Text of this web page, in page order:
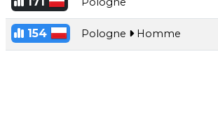
154 Pologne Homme